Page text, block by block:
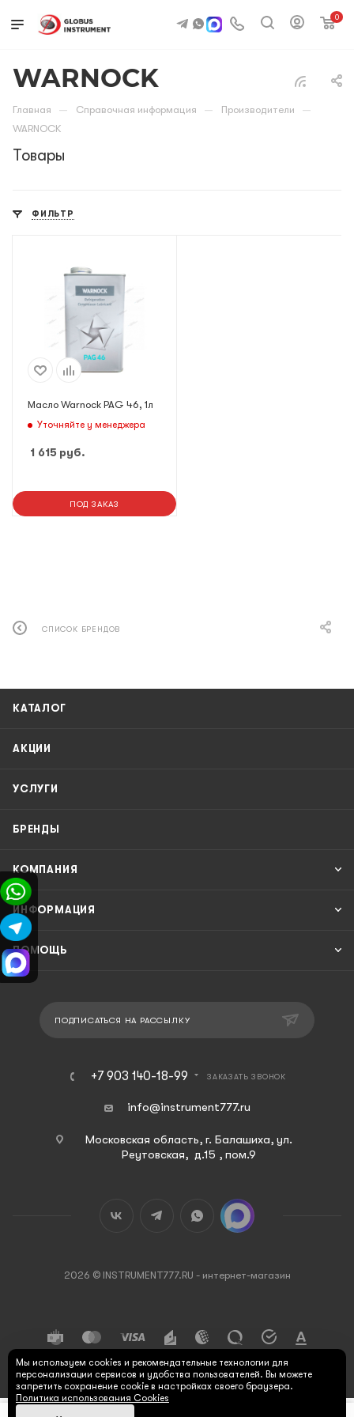
0
WARNOCK
Главная — Справочная информация — Производители —
WARNOCK
Товары
ФИЛЬТР
Масло Warnock PAG 46, 1л
Уточняйте у менеджера
1 615 руб.
ПОД ЗАКАЗ
СПИСОК БРЕНДОВ
КАТАЛОГ
АКЦИИ
УСЛУГИ
БРЕНДЫ
КОМПАНИЯ
ИНФОРМАЦИЯ
ПОМОЩЬ
ПОДПИСАТЬСЯ НА РАССЫЛКУ
+7 903 140-18-99 ЗАКАЗАТЬ ЗВОНОК
info@instrument777.ru
Московская область, г. Балашиха, ул.
Реутовская, д.15 , пом.9
2026 © INSTRUMENT777.RU - интернет-магазин
Мы используем cookies и рекомендательные технологии для
персонализации сервисов и удобства пользователей. Вы можете
запретить сохранение cookie в настройках своего браузера.
Политика использования Cookies